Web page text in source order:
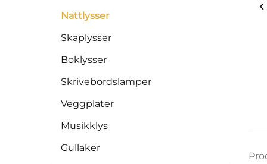
Nattlysser
Skaplysser
Boklysser
Skrivebordslamper
Veggplater
Musikklys
Gullaker